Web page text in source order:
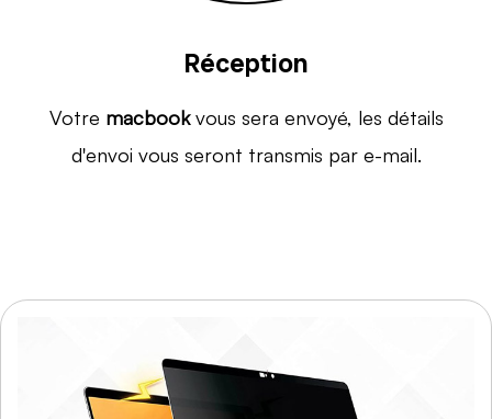
Réception
Votre macbookvous sera envoyé, les détails
d'envoi vous seront transmis par e-mail.